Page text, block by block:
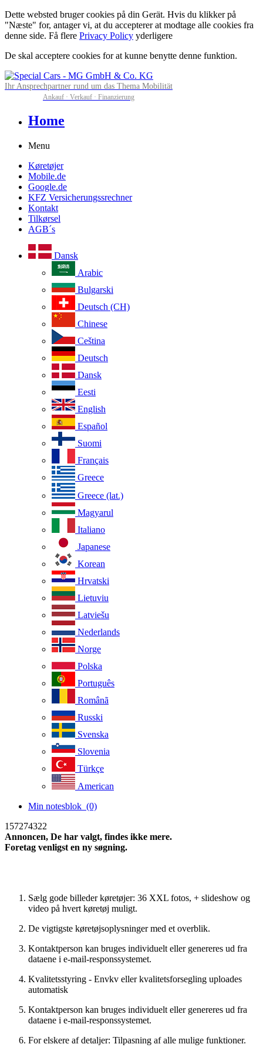
Dette websted bruger cookies på din Gerät. Hvis du klikker på
"Næste" for, antager vi, at du accepterer at modtage alle cookies fra
denne side. Få flere Privacy Policy yderligere
De skal acceptere cookies for at kunne benytte denne funktion.
Ihr Ansprechpartner rund um das Thema Mobilität
Ankauf · Verkauf · Finanzierung
Home
Menu
Køretøjer
Mobile.de
Google.de
KFZ Versicherungssrechner
Kontakt
Tilkørsel
AGB´s
Dansk
Arabic
Bulgarski
Deutsch (CH)
Chinese
Ceština
Deutsch
Dansk
Eesti
English
Español
Suomi
Français
Greece
Greece (lat.)
Magyarul
Italiano
Japanese
Korean
Hrvatski
Lietuviu
Latviešu
Nederlands
Norge
Polska
Português
Românã
Russki
Svenska
Slovenia
Türkçe
American
Min notesblok (0)
157274322
Annoncen, De har valgt, findes ikke mere.
Foretag venligst en ny søgning.
Sælg gode billeder køretøjer: 36 XXL fotos, + slideshow og
video på hvert køretøj muligt.
De vigtigste køretøjsoplysninger med et overblik.
Kontaktperson kan bruges individuelt eller genereres ud fra
dataene i e-mail-responssystemet.
Kvalitetsstyring - Envkv eller kvalitetsforsegling uploades
automatisk
Kontaktperson kan bruges individuelt eller genereres ud fra
dataene i e-mail-responssystemet.
For elskere af detaljer: Tilpasning af alle mulige funktioner.